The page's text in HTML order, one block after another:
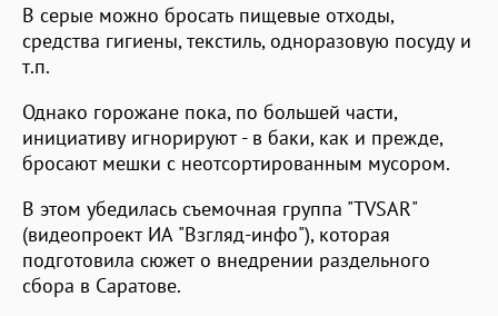
В серые можно бросать пищевые отходы,
средства гигиены, текстиль, одноразовую посуду и
т.п.
Однако горожане пока, по большей части,
инициативу игнорируют - в баки, как и прежде,
бросают мешки с неотсортированным мусором.
В этом убедилась съемочная группа "TVSAR"
(видеопроект ИА "Взгляд-инфо"), которая
подготовила сюжет о внедрении раздельного
сбора в Саратове.